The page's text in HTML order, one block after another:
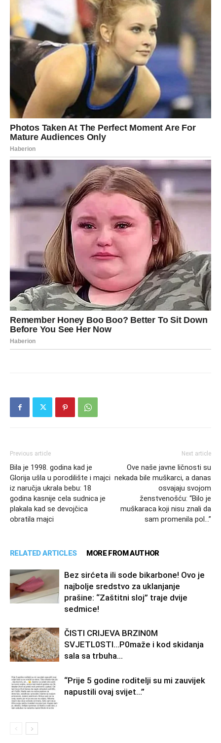
Previous article
Bila je 1998. godina kad je
Glorija ušla u porodilište i majci
iz naručja ukrala bebu: 18
godina kasnije cela sudnica je
plakala kad se devojčica
obratila majci
Next article
Ove naše javne ličnosti su
nekada bile muškarci, a danas
osvajaju svojom
ženstvenošću: “Bilo je
muškaraca koji nisu znali da
sam promenila pol…”
RELATED ARTICLES MORE FROM AUTHOR
Bez sirćeta ili sode bikarbone! Ovo je
najbolje sredstvo za uklanjanje
prašine: “Zaštitni sloj” traje dvije
sedmice!
ČISTI CRIJEVA BRZIN0M
SVJETL0STI…P0maže i kod skidanja
sala sa trbuha…
“Prije 5 godine roditelji su mi zauvijek
napustili ovaj svijet…”